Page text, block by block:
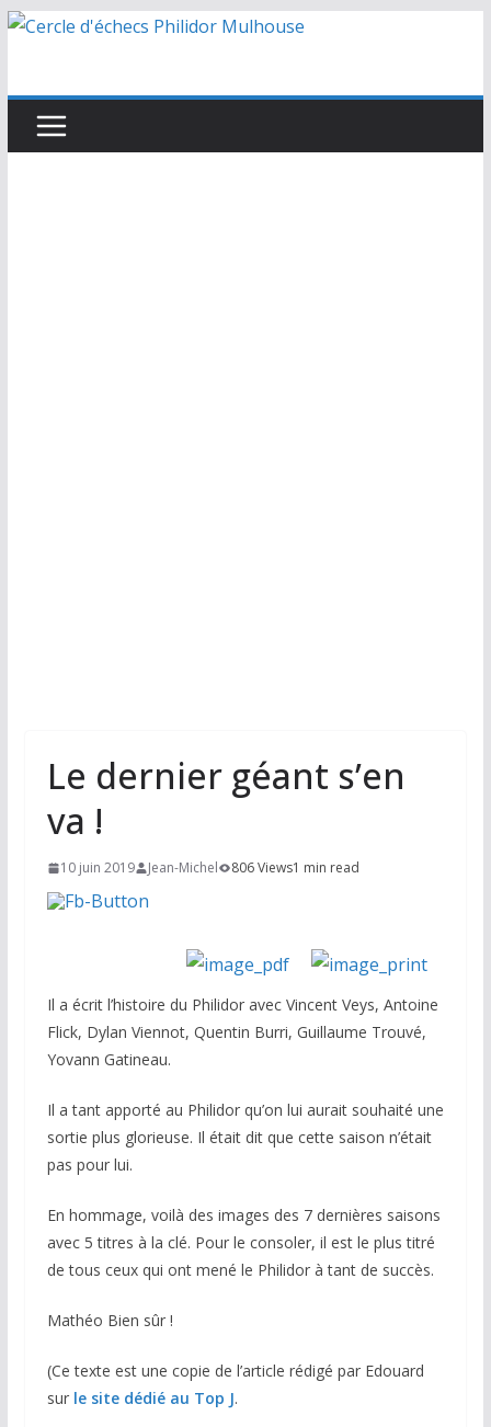
Passer
Le dernier géant s’en
va !
10 juin 2019 Jean-Michel 806 Views1 min read
Il a écrit l’histoire du Philidor avec Vincent Veys, Antoine
Flick, Dylan Viennot, Quentin Burri, Guillaume Trouvé,
Yovann Gatineau.
Il a tant apporté au Philidor qu’on lui aurait souhaité une
sortie plus glorieuse. Il était dit que cette saison n’était
pas pour lui.
En hommage, voilà des images des 7 dernières saisons
avec 5 titres à la clé. Pour le consoler, il est le plus titré
de tous ceux qui ont mené le Philidor à tant de succès.
Mathéo Bien sûr !
(Ce texte est une copie de l’article rédigé par Edouard
sur le site dédié au Top J.